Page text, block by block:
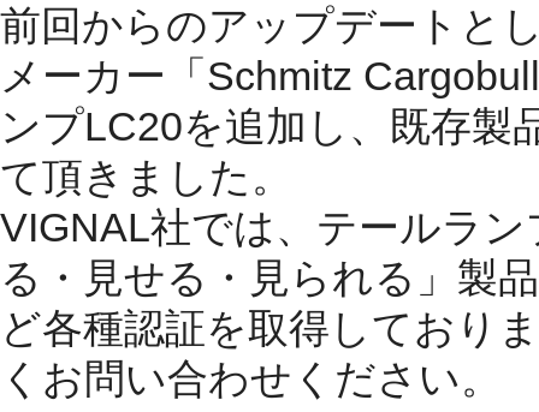
前回からのアップデートと
メーカー「 Schmitz Cargobull
ンプLC20を追加し、既存製
て頂きました。
VIGNAL社では、テールラ
る・見せる・見られる」製
ど各種認証を取得しており
くお問い合わせください。